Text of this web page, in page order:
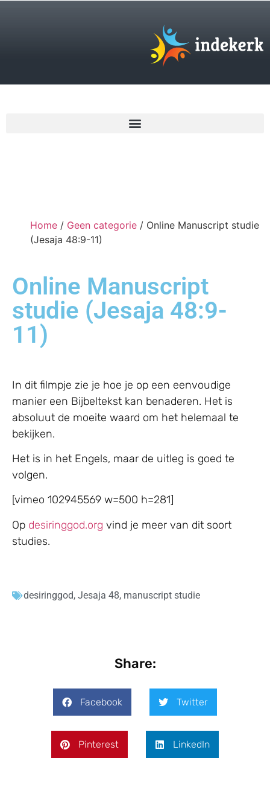
Home / Geen categorie / Online Manuscript studie
(Jesaja 48:9-11)
Online Manuscript
studie (Jesaja 48:9-
11)
In dit filmpje zie je hoe je op een eenvoudige
manier een Bijbeltekst kan benaderen. Het is
absoluut de moeite waard om het helemaal te
bekijken.
Het is in het Engels, maar de uitleg is goed te
volgen.
[vimeo 102945569 w=500 h=281]
Op desiringgod.org vind je meer van dit soort
studies.
desiringgod, Jesaja 48, manuscript studie
Share:
Facebook Twitter
Pinterest LinkedIn